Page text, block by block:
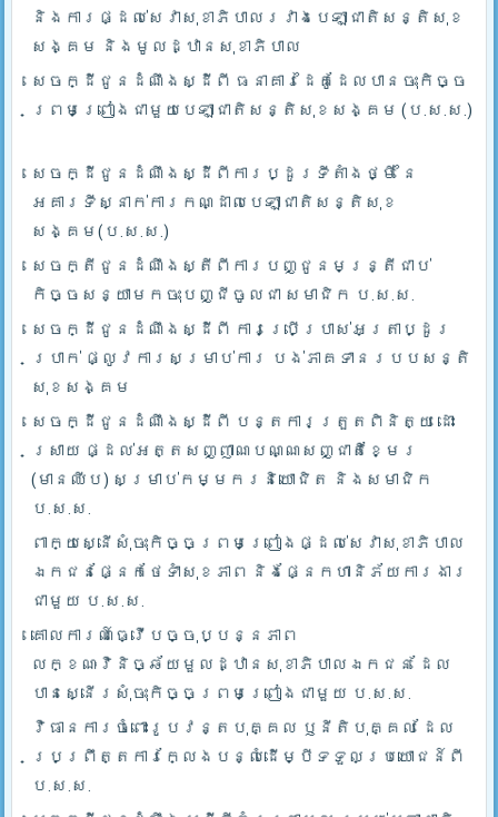
និងការផ្ដល់សេវាសុខាភិបាលរវាងបេឡាជាតិសន្តិសុខ
សង្គម និងមូលដ្ឋានសុខាភិបាល
សេចក្ដីជូនដំណឹងស្ដីពី ធនាគារដៃគូដែលបានចុះកិច្ច
ព្រមព្រៀងជាមួយបេឡាជាតិសន្តិសុខសង្គម (ប.ស.ស.)
សេចក្ដីជូនដំណឹងស្ដីពីការប្ដូរទីតាំងថ្មី នៃ
អគារទីស្នាក់ការកណ្ដាលបេឡាជាតិសន្តិសុខ
សង្គម(ប.ស.ស.)
សេចក្តីជូនដំណឹងស្តីពីការបញ្ជូនមន្រ្តីជាប់
កិច្ចសន្យាមកចុះបញ្ជីចូលជា សមាជិក ប.ស.ស.
សេចក្ដីជូនដំណឹងស្ដីពី ការប្រើប្រាស់អត្រាប្ដូរ
ប្រាក់ ផ្លូវការសម្រាប់ការ បង់ភាគទានរបបសន្តិ
សុខសង្គម
សេចក្ដីជូនដំណឹងស្ដីពី បន្តការត្រួតពិនិត្យ ដោះ
ស្រាយ ផ្ដល់អត្តសញ្ញាណបណ្ណសញ្ជាតិខ្មែរ
(មានឈីប) សម្រាប់កម្មករនិយោជិត និងសមាជិក
ប.ស.ស.
ពាក្យស្នើសុំចុះកិច្ចព្រមព្រៀងផ្ដល់សេវាសុខាភិបាល
ឯកជនផ្នែកថែទាំសុខភាព និងផ្នែកហានិភ័យការងារ
ជាមួយ ប.ស.ស.
គោលការណ៍ធ្វើបច្ចុប្បន្នភាព
លក្ខណៈវិនិច្ឆ័យមួលដ្ឋានសុខាភិបាលឯកជន ដែល
បានស្នើរសុំចុះកិច្ចព្រមព្រៀងជាមួយ ប.ស.ស.
វិធានការចំពោះរូបវន្តបុគ្គល ឫនីតិបុគ្គល ដែល
ប្រព្រឹត្តការក្លែងបន្លំដើម្បីទទួលប្រយោជន៍ពី
ប.ស.ស.